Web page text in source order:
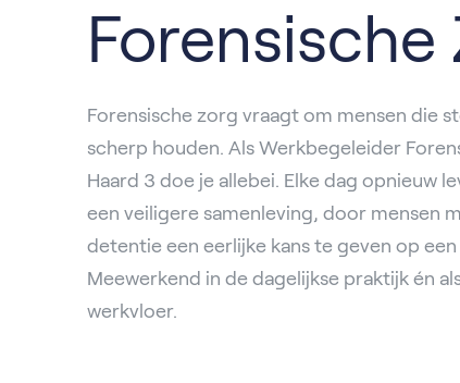
Forensische
Forensische zorg vraagt om mensen die
scherp houden. Als Werkbegeleider
Haard 3 doe je allebei. Elke dag opnieuw
een veiligere samenleving, door mensen
detentie een eerlijke kans te geven op
Meewerkend in de dagelijkse praktijk én
werkvloer.